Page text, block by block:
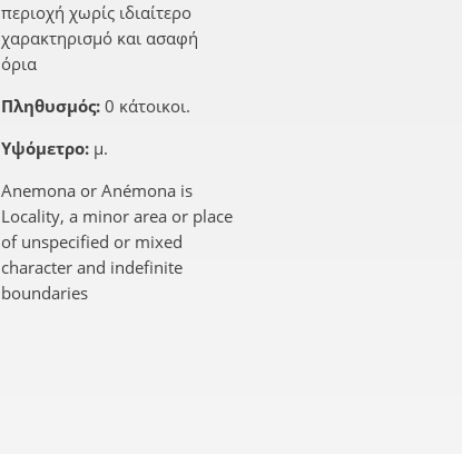
περιοχή χωρίς ιδιαίτερο
χαρακτηρισμό και ασαφή
όρια
Πληθυσμός: 0 κάτοικοι.
Υψόμετρο: μ.
Anemona or Anémona is
Locality, a minor area or place
of unspecified or mixed
character and indefinite
boundaries